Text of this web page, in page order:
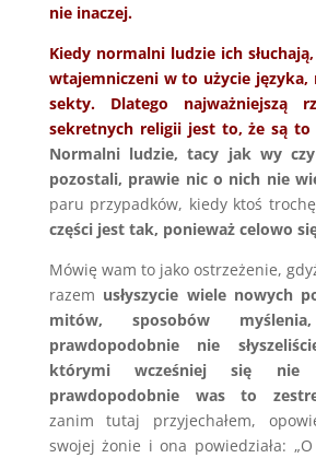
nie inaczej.
Kiedy normalni ludzie ich
wtajemniczeni w to użycie języka,
sekty. Dlatego najważniejszą
sekretnych religii jest to, że są to
Normalni ludzie, tacy jak wy
pozostali, prawie nic o nich nie
paru przypadków, kiedy ktoś trochę
części jest tak, ponieważ celowo
Mówię wam to jako ostrzeżenie,
razem usłyszycie wiele nowych
mitów, sposobów
prawdopodobnie nie
którymi wcześniej się nie
prawdopodobnie was to
zanim tutaj przyjechałem,
swojej żonie i ona powiedziała: